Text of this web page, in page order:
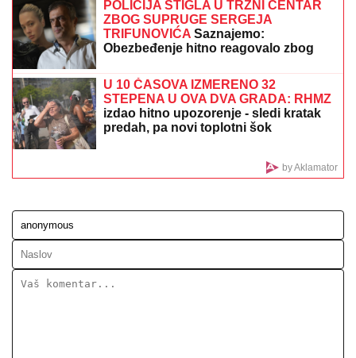
RAZARANjE MOĆNE SAUDIJSKE ARABIJE, SILA ZA
SILOM LOMI ZUBE: Huti izveli brutalne napade po
uzoru na Iran, uništene ključne baze (VIDEO)
RAZBIJENA ŠOFERKA, STAKLO I
ISEČENA RUKAAsmin i Maja se
"Moja jedina ljubav"